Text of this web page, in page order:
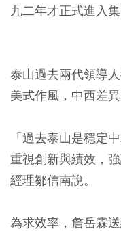
九二年才正式進入集
泰山過去兩代領導
美式作風，中西差
「過去泰山是穩定
重視創新與績效，
經理鄒信南說。
為求效率，詹岳霖